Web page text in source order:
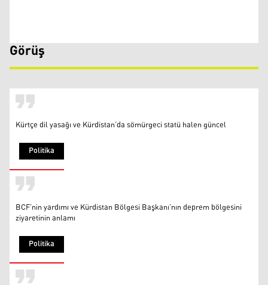
Görüş
Politika
Kürtçe dil yasağı ve Kürdistan’da sömürgeci statü halen güncel
Politika
BCF’nin yardımı ve Kürdistan Bölgesi Başkanı’nın deprem bölgesini
ziyaretinin anlamı